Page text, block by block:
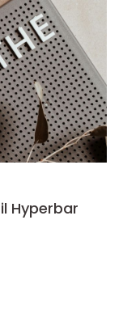
Hyperbar